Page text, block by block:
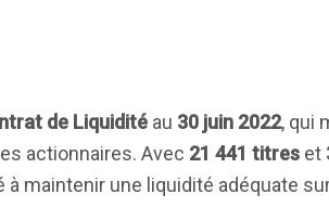
de Liquidité au 30 juin 2022, qui
actionnaires. Avec 21 441 titres et
maintenir une liquidité adéquate